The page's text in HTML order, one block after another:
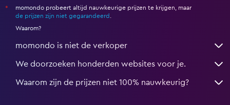
*
momondo probeert altijd nauwkeurige prijzen te krijgen, maar
de prijzen zijn niet gegarandeerd .
Waarom?
momondo is niet de verkoper
We doorzoeken honderden websites voor je.
Waarom zijn de prijzen niet 100% nauwkeurig?